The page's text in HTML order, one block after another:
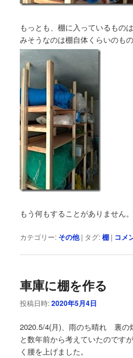
もっとも、棚に入っているもの
みそうなのは棚自体くらいのもの
もう何もすることがありません
カテゴリー: その他 | タグ:棚 | コメ
車庫に棚を作る
投稿日時:2020年5月4日
2020.5/4(月)、雨のち晴れ 裏の
と数年前から考えていたのです
く腰を上げました。